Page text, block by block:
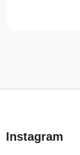
Instagram